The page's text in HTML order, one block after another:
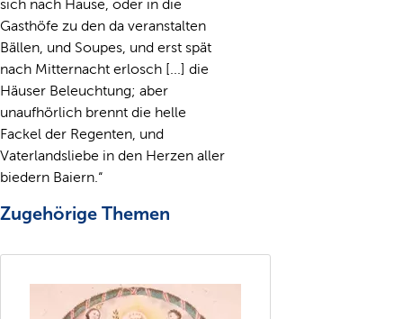
sich nach Hause, oder in die
Gasthöfe zu den da veranstalten
Bällen, und Soupes, und erst spät
nach Mitternacht erlosch [...] die
Häuser Beleuchtung; aber
unaufhörlich brennt die helle
Fackel der Regenten, und
Vaterlandsliebe in den Herzen aller
biedern Baiern.“
Zugehörige Themen